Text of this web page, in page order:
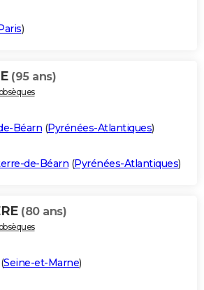
)
(95 ans)
Béarn (Pyrénées-Atlantiques)
de-Béarn (Pyrénées-Atlantiques)
(80 ans)
(Seine-et-Marne)